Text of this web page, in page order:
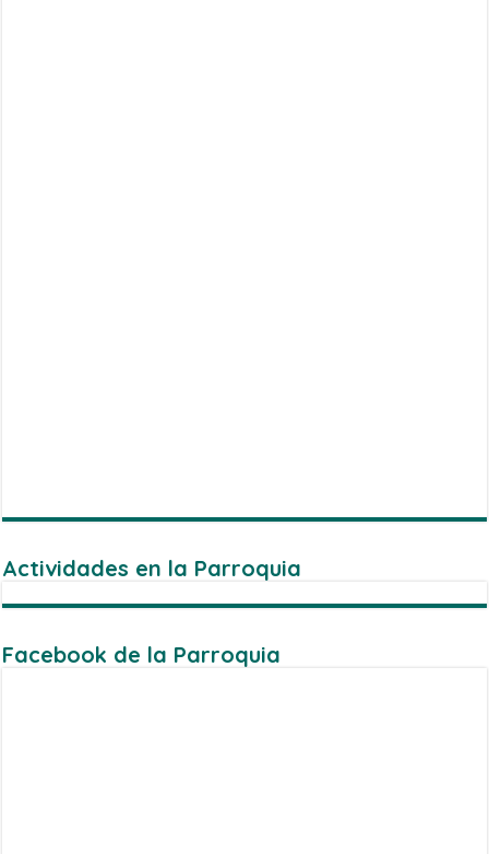
Actividades en la Parroquia
Facebook de la Parroquia